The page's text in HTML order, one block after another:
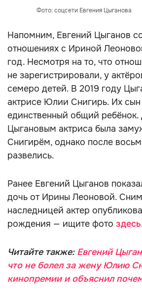
Фото: соцсети Евгения Цыганова
Напомним, Евгений Цыганов
отношениях с Ириной
год. Несмотря на то, что
не зарегистрировали, у
семеро детей. В 2019 году
актрисе Юлии Снигирь. Их
единственный общий
Цыгановым актриса была
Снигирём, однако после
развелись.
Ранее Евгений Цыганов
дочь от Ирины Леоновой.
наследницей актер
рождения — ищите фото здесь
Читайте также: Евгений
что не болел за жену Юлию
кинопремии и объяснил